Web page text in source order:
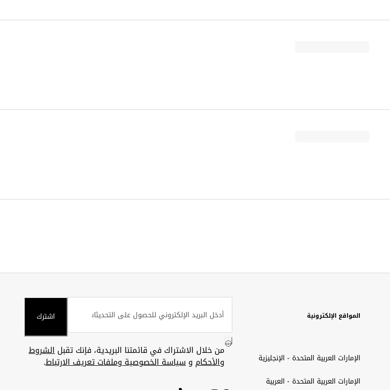
المواقع الإلكترونية
الإمارات العربية المتحدة - الإنجليزية
الإمارات العربية المتحدة - العربية
اشترك
من خلال الاشتراك في قائمتنا البريدية، فإنك تقبلالشروط
والأحكام وسياسة الخصوصية وملفات تعريف الارتباط.